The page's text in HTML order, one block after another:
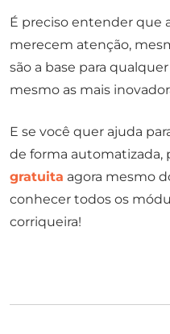
É preciso entender que
merecem atenção,
são a base para
mesmo as mais
E se você quer ajuda
de forma automatizada,
gratuita agora mesmo
conhecer todos os
corriqueira!